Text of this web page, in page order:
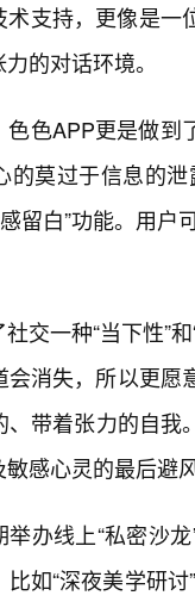
支持，更像是一
的对话环境。
色APP更是做到
的莫过于信息的
留白”功能。用户
交一种“当下性”
消失，所以更
、带着张力的自
感心灵的最后避
办线上“私密沙
如“深夜美学研